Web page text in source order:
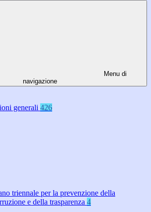
Menu di
navigazione
generali 426
triennale per la prevenzione della
e della trasparenza 4